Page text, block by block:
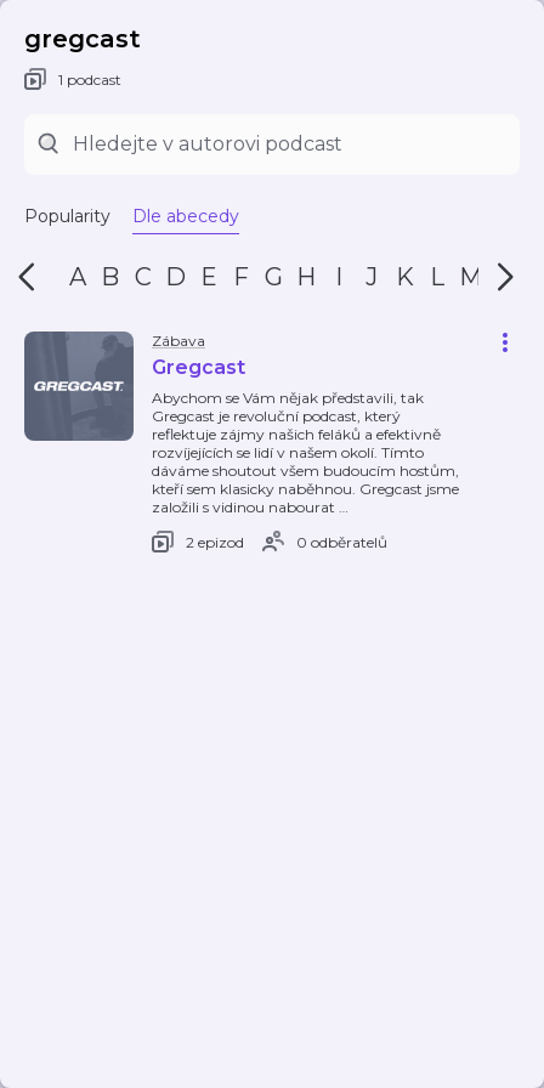
gregcast
1 podcast
Popularity Dle abecedy
A B C D E F G H I J K L M N
Zábava
Gregcast
Abychom se Vám nějak představili, tak
Gregcast je revoluční podcast, který
reflektuje zájmy našich feláků a efektivně
rozvíjejících se lidí v našem okolí. Tímto
dáváme shoutout všem budoucím hostům,
kteří sem klasicky naběhnou. Gregcast jsme
založili s vidinou nabourat …
2 epizod
0 odběratelů